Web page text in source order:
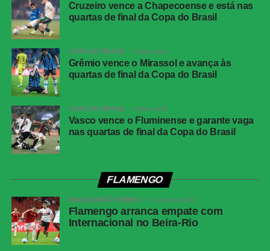
Cartões
amarelos
Juventude: Alisson Safira e
Cartões
vermelhos
Nenhum
Gol
Alan Minda, aos 50 minutos do segundo
Árbitro
Flávio Rodrigues de Souza
Assistentes
Alex Ang Ribeiro e Cipriano da Silva Sousa
VAR
Jandrei; Gabriel Pinheiro, Titi, Marcos Paulo e
Aderlan (Nathan); Raí, Lucas Mineiro, Patrick
Lanza (Diogo Barbosa); Fábio Lima (Amarilla),
Marcos Paulo (Pablo) e Alisson Safira (Luan).
Técnico: Maurício Barbieri.
Atlético-MG
Cruzeiro vence a Chapecoense e está nas
quartas de final da Copa do Brasil
COPA DO BRASIL 2 dias atrás
Grêmio vence o Mirassol e avança às
quartas de final da Copa do Brasil
COPA DO BRASIL 2 dias atrás
Vasco vence o Fluminense e garante vaga
nas quartas de final da Copa do Brasil
FLAMENGO
BRASILEIRÃO SÉRIE A 1 semana atrás
Flamengo arranca empate com
Internacional no Beira-Rio